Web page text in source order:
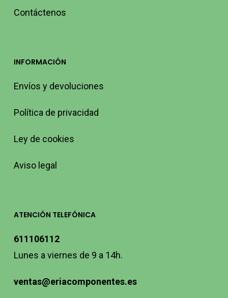
Contáctenos
INFORMACIÓN
Envíos y devoluciones
Política de privacidad
Ley de cookies
Aviso legal
ATENCIÓN TELEFÓNICA
611106112
Lunes a viernes de 9 a 14h.
ventas@eriacomponentes.es